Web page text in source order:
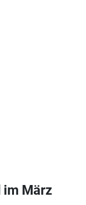
im März